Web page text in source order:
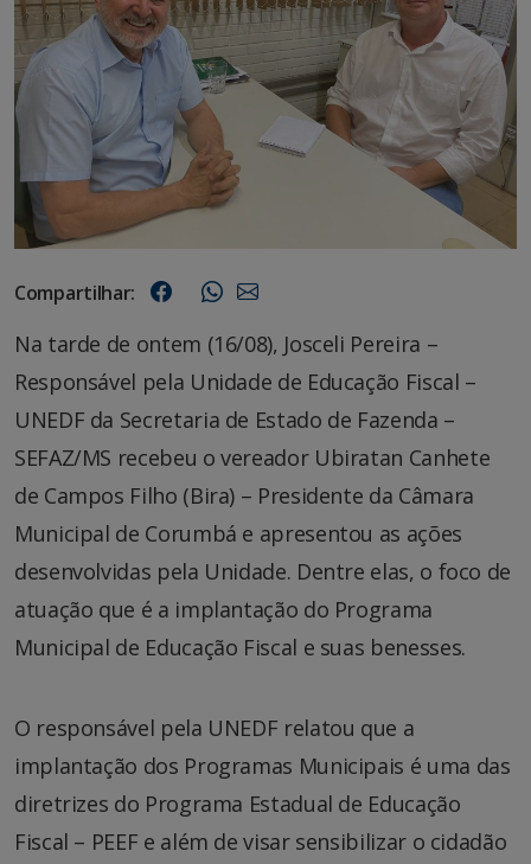
Compartilhar:
Na tarde de ontem (16/08), Josceli Pereira –
Responsável pela Unidade de Educação Fiscal –
UNEDF da Secretaria de Estado de Fazenda –
SEFAZ/MS recebeu o vereador Ubiratan Canhete
de Campos Filho (Bira) – Presidente da Câmara
Municipal de Corumbá e apresentou as ações
desenvolvidas pela Unidade. Dentre elas, o foco de
atuação que é a implantação do Programa
Municipal de Educação Fiscal e suas benesses.
O responsável pela UNEDF relatou que a
implantação dos Programas Municipais é uma das
diretrizes do Programa Estadual de Educação
Fiscal – PEEF e além de visar sensibilizar o cidadão